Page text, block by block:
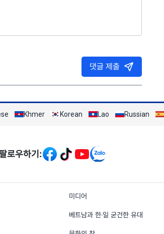
댓글 제출
Khmer Korean Lao Russian
로우하기:
tiếng Hàn
미디어
베트남과 한‧일 굳건한 유대